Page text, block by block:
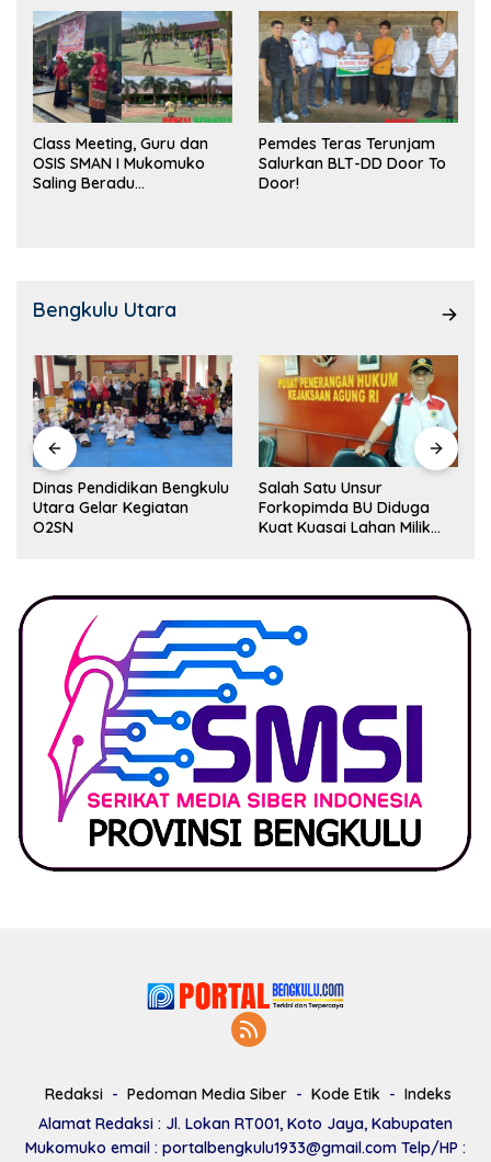
Class Meeting, Guru dan
OSIS SMAN I Mukomuko
Saling Beradu
Pemdes Teras Terunjam
Salurkan BLT-DD Door To
Door!
Bengkulu Utara
Dinas Pendidikan Bengkulu
Utara Gelar Kegiatan
O2SN
Salah Satu Unsur
Forkopimda BU Diduga
Kuat Kuasai Lahan Milik
Redaksi Pedoman Media Siber Kode Etik
Indeks
Alamat Redaksi : Jl. Lokan RT001, Koto Jaya, Kabupaten
Mukomuko email : portalbengkulu1933@gmail.com Telp/HP :